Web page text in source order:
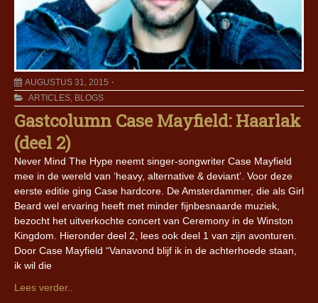
AUGUSTUS 31, 2015
ARTICLES, BLOGS
Gastcolumn Case Mayfield: Haarlak
(deel 2)
Never Mind The Hype neemt singer-songwriter Case Mayfield
mee in de wereld van ‘heavy, alternative & deviant’. Voor deze
eerste editie ging Case hardcore. De Amsterdammer, die als Girl
Beard wel ervaring heeft met minder fijnbesnaarde muziek,
bezocht het uitverkochte concert van Ceremony in de Winston
Kingdom. Hieronder deel 2, lees ook deel 1 van zijn avonturen.
Door Case Mayfield “Vanavond blijf ik in de achterhoede staan,
ik wil die
Lees verder..